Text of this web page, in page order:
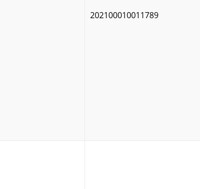
202100010011789